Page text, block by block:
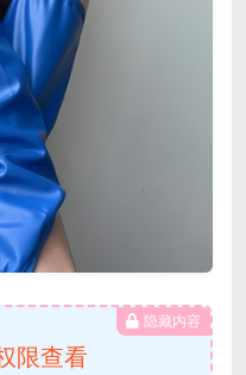
隐藏内容
限查看